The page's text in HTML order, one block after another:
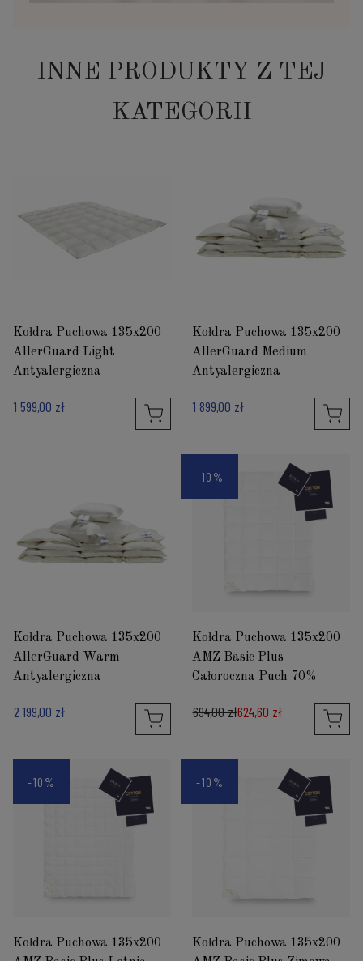
INNE PRODUKTY Z TEJ
KATEGORII
Kołdra Puchowa 135x200
AllerGuard Light
Antyalergiczna
1 599,00 zł
Kołdra Puchowa 135x200
AllerGuard Medium
Antyalergiczna
1 899,00 zł
Kołdra Puchowa 135x200
AllerGuard Warm
Antyalergiczna
2 199,00 zł
Kołdra Puchowa 135x200
AMZ Basic Plus
Całoroczna Puch 70%
694,00 zł624,60 zł
-10%
Kołdra Puchowa 135x200
-10%
Kołdra Puchowa 135x200
-10%